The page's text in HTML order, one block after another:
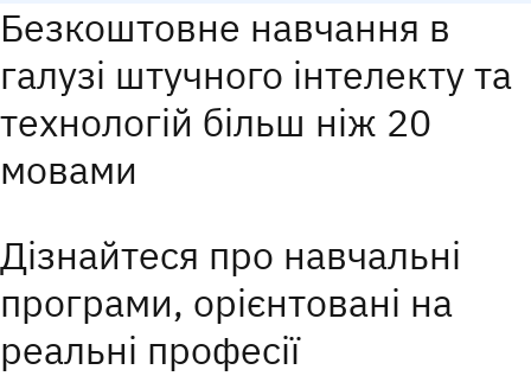
Пройдіть тест
Безкоштовне навчання в
галузі штучного інтелекту та
технологій більш ніж 20
мовами
Дізнайтеся про навчальні
програми, орієнтовані на
реальні професії